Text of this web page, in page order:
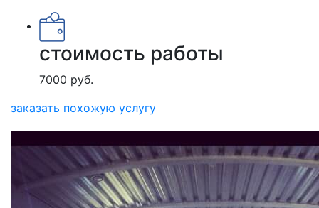
стоимость работы
7000 руб.
заказать похожую услугу